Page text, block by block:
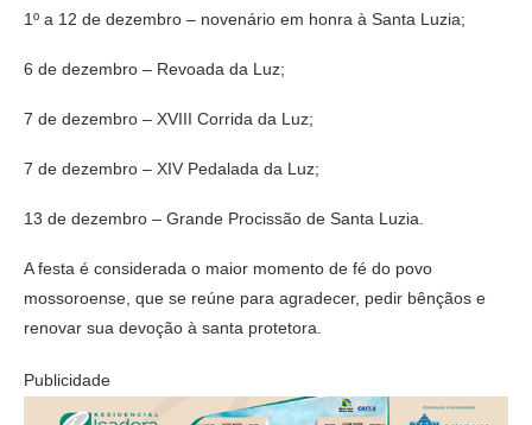
1º a 12 de dezembro – novenário em honra à Santa Luzia;
6 de dezembro – Revoada da Luz;
7 de dezembro – XVIII Corrida da Luz;
7 de dezembro – XIV Pedalada da Luz;
13 de dezembro – Grande Procissão de Santa Luzia.
A festa é considerada o maior momento de fé do povo
mossoroense, que se reúne para agradecer, pedir bênçãos e
renovar sua devoção à santa protetora.
Publicidade